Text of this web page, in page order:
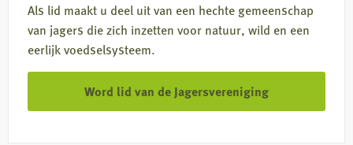
Als lid maakt u deel uit van een hechte gemeenschap
van jagers die zich inzetten voor natuur, wild en een
eerlijk voedselsysteem.
Word lid van de Jagersvereniging